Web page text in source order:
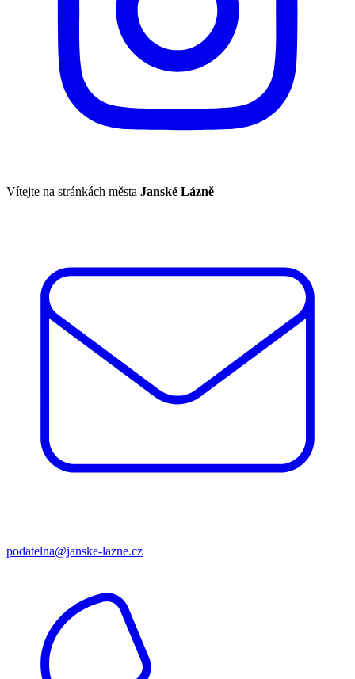
Vítejte na stránkách města Janské Lázně
podatelna@janske-lazne.cz